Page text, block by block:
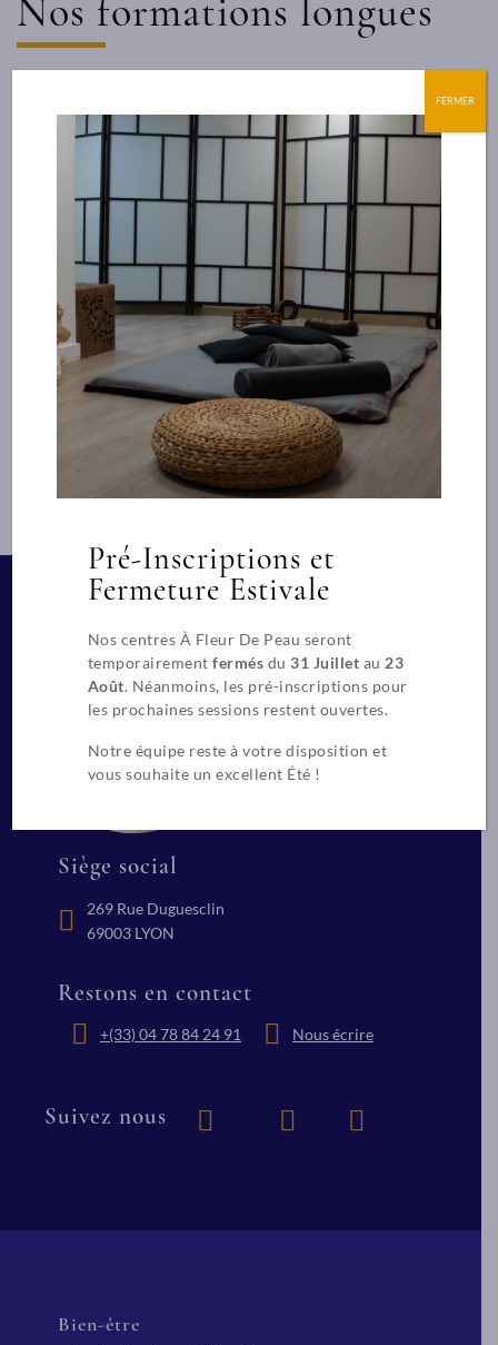
Nos formations longues
VOIR TOUTES LES FORMATIONS
Nos formations courtes
VOIR TOUTES LES FORMATIONS
Siège social
269 Rue Duguesclin
69003 LYON
Restons en contact
+(33) 04 78 84 24 91 Nous écrire
Suivez nous
Bien-être
Pré-Inscriptions et
Fermeture Estivale
Nos centres À Fleur De Peau seront
temporairementfermés du31 Juillet au 23
Août. Néanmoins, les pré-inscriptions pour
les prochaines sessions restent ouvertes.
Notre équipe reste à votre disposition et
vous souhaite un excellent Été !
FERMER